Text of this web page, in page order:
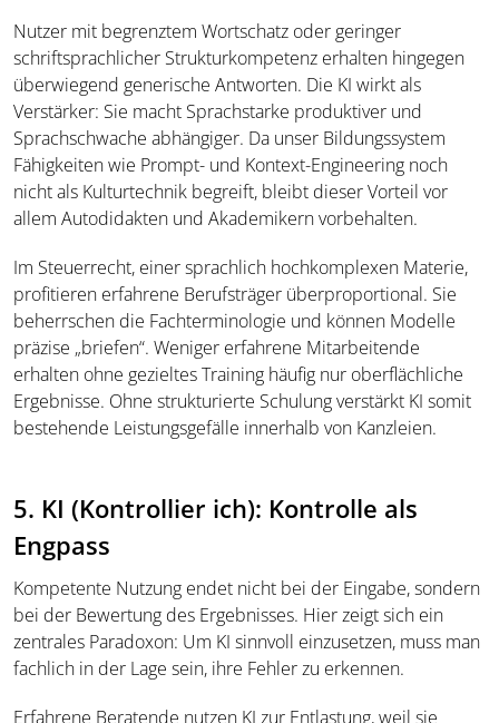
Nutzer mit begrenztem Wortschatz oder geringer
schriftsprachlicher Strukturkompetenz erhalten hingegen
überwiegend generische Antworten. Die KI wirkt als
Verstärker: Sie macht Sprachstarke produktiver und
Sprachschwache abhängiger. Da unser Bildungssystem
Fähigkeiten wie Prompt- und Kontext-Engineering noch
nicht als Kulturtechnik begreift, bleibt dieser Vorteil vor
allem Autodidakten und Akademikern vorbehalten.
Im Steuerrecht, einer sprachlich hochkomplexen Materie,
profitieren erfahrene Berufsträger überproportional. Sie
beherrschen die Fachterminologie und können Modelle
präzise „briefen“. Weniger erfahrene Mitarbeitende
erhalten ohne gezieltes Training häufig nur oberflächliche
Ergebnisse. Ohne strukturierte Schulung verstärkt KI somit
bestehende Leistungsgefälle innerhalb von Kanzleien.
5. KI (Kontrollier ich): Kontrolle als
Engpass
Kompetente Nutzung endet nicht bei der Eingabe, sondern
bei der Bewertung des Ergebnisses. Hier zeigt sich ein
zentrales Paradoxon: Um KI sinnvoll einzusetzen, muss man
fachlich in der Lage sein, ihre Fehler zu erkennen.
Erfahrene Beratende nutzen KI zur Entlastung, weil sie